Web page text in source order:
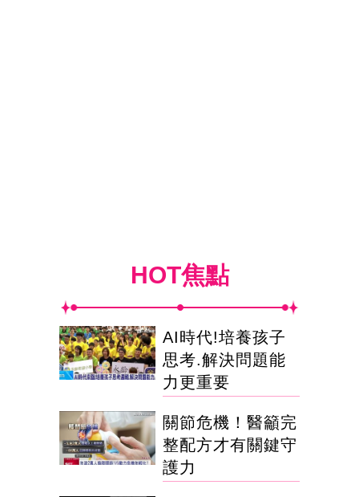
HOT焦點
AI時代!培養孩子
思考.解決問題能
力更重要
關節危機！醫籲完
整配方才有關鍵守
護力